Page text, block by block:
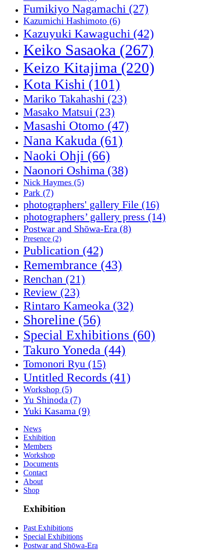
Fumikiyo Nagamachi (27)
Kazumichi Hashimoto (6)
Kazuyuki Kawaguchi (42)
Keiko Sasaoka (267)
Keizo Kitajima (220)
Kota Kishi (101)
Mariko Takahashi (23)
Masako Matsui (23)
Masashi Otomo (47)
Nana Kakuda (61)
Naoki Ohji (66)
Naonori Oshima (38)
Nick Haymes (5)
Park (7)
photographers' gallery File (16)
photographers’ gallery press (14)
Postwar and Shōwa-Era (8)
Presence (2)
Publication (42)
Remembrance (43)
Renchan (21)
Review (23)
Rintaro Kameoka (32)
Shoreline (56)
Special Exhibitions (60)
Takuro Yoneda (44)
Tomonori Ryu (15)
Untitled Records (41)
Workshop (5)
Yu Shinoda (7)
Yuki Kasama (9)
News
Exhibition
Members
Workshop
Documents
Contact
About
Shop
Exhibition
Past Exhibitions
Special Exhibitions
Postwar and Shōwa-Era